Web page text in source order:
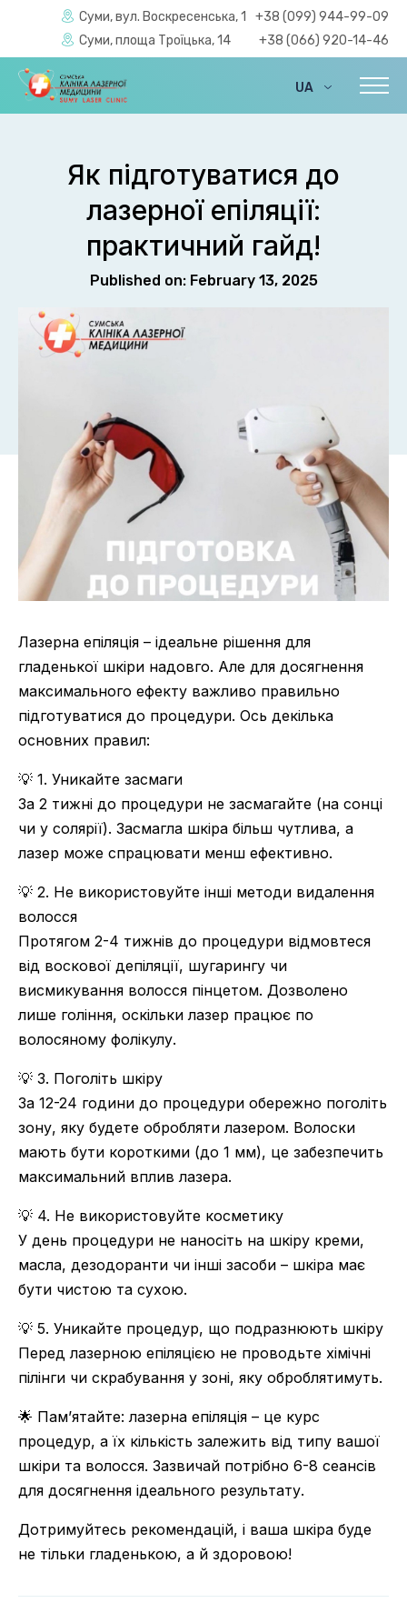
Суми, вул. Воскресенська, 1
+38 (099) 944-99-09
Суми, площа Троїцька, 14
+38 (066) 920-14-46
UA
Як підготуватися до
лазерної епіляції:
практичний гайд!
Published on: February 13, 2025
Лазерна епіляція – ідеальне рішення для
гладенької шкіри надовго. Але для досягнення
максимального ефекту важливо правильно
підготуватися до процедури. Ось декілька
основних правил:
💡 1. Уникайте засмаги
За 2 тижні до процедури не засмагайте (на сонці
чи у солярії). Засмагла шкіра більш чутлива, а
лазер може спрацювати менш ефективно.
💡 2. Не використовуйте інші методи видалення
волосся
Протягом 2-4 тижнів до процедури відмовтеся
від воскової депіляції, шугарингу чи
висмикування волосся пінцетом. Дозволено
лише гоління, оскільки лазер працює по
волосяному фолікулу.
💡 3. Поголіть шкіру
За 12-24 години до процедури обережно поголіть
зону, яку будете обробляти лазером. Волоски
мають бути короткими (до 1 мм), це забезпечить
максимальний вплив лазера.
💡 4. Не використовуйте косметику
У день процедури не наносіть на шкіру креми,
масла, дезодоранти чи інші засоби – шкіра має
бути чистою та сухою.
💡 5. Уникайте процедур, що подразнюють шкіру
Перед лазерною епіляцією не проводьте хімічні
пілінги чи скрабування у зоні, яку оброблятимуть.
🌟 Пам’ятайте: лазерна епіляція – це курс
процедур, а їх кількість залежить від типу вашої
шкіри та волосся. Зазвичай потрібно 6-8 сеансів
для досягнення ідеального результату.
Дотримуйтесь рекомендацій, і ваша шкіра буде
не тільки гладенькою, а й здоровою!